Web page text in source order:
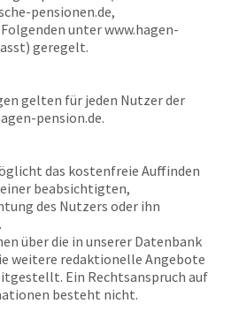
pensionen.de,
unterwww.hagen-
geregelt.
gelten für jeden Nutzer der
pension.de.
das kostenfreie Auffinden
beabsichtigten,
des Nutzers oder ihn
über die in unserer Datenbank
weitere redaktionelle Angebote
Ein Rechtsanspruch auf
besteht nicht.